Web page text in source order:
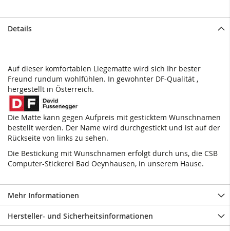
Details
Auf dieser komfortablen Liegematte wird sich Ihr bester
Freund rundum wohlfühlen. In gewohnter DF-Qualität ,
hergestellt in Österreich.
Die Matte kann gegen Aufpreis mit gesticktem Wunschnamen
bestellt werden. Der Name wird durchgestickt und ist auf der
Rückseite von links zu sehen.
Die Bestickung mit Wunschnamen erfolgt durch uns, die CSB
Computer-Stickerei Bad Oeynhausen, in unserem Hause.
Mehr Informationen
Hersteller- und Sicherheitsinformationen